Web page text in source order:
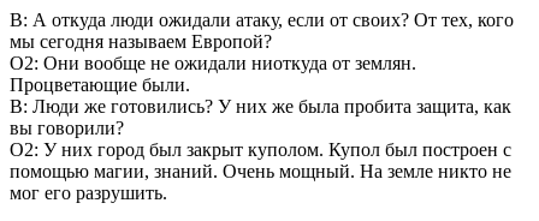
В: А откуда люди ожидали атаку, если от своих? От тех, кого
мы сегодня называем Европой?
О2: Они вообще не ожидали ниоткуда от землян.
Процветающие были.
В: Люди же готовились? У них же была пробита защита, как
вы говорили?
О2: У них город был закрыт куполом. Купол был построен с
помощью магии, знаний. Очень мощный. На земле никто не
мог его разрушить.